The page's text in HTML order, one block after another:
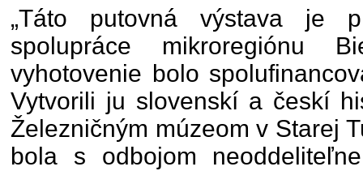
„Táto putovná výstava je
spolupráce mikroregiónu
vyhotovenie bolo
Vytvorili ju slovenskí a českí
Železničným múzeom v Starej
bola s odbojom